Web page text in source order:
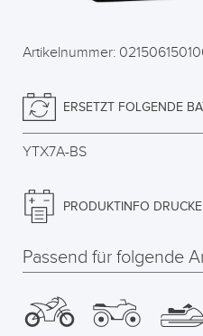
Artikelnummer:
ERSETZT FOLGENDE
YTX7A-BS
PRODUKTINFO
Passend für folgende